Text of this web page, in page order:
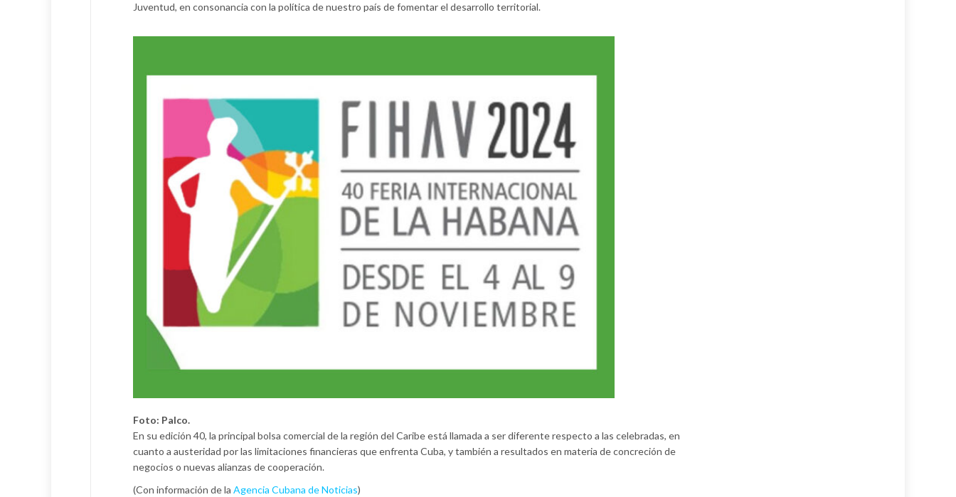
Juventud, en consonancia con la política de nuestro país de fomentar el desarrollo territorial.
Foto: Palco.
En su edición 40, la principal bolsa comercial de la región del Caribe está llamada a ser diferente respecto a las celebradas, en
cuanto a austeridad por las limitaciones financieras que enfrenta Cuba, y también a resultados en materia de concreción de
negocios o nuevas alianzas de cooperación.
(Con información de la Agencia Cubana de Noticias)